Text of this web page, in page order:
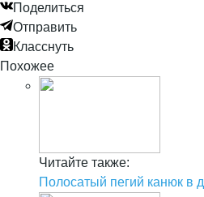
Поделиться
Отправить
Класснуть
Похожее
Читайте также:
Полосатый пегий канюк в